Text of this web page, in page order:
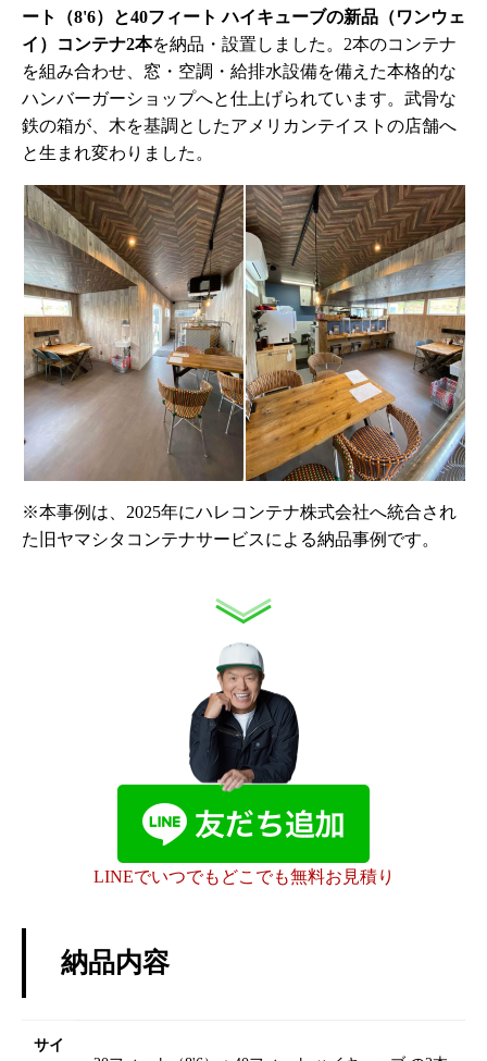
ート（8'6）と40フィート ハイキューブの新品（ワンウェ
イ）コンテナ2本を納品・設置しました。2本のコンテナ
を組み合わせ、窓・空調・給排水設備を備えた本格的な
ハンバーガーショップへと仕上げられています。武骨な
鉄の箱が、木を基調としたアメリカンテイストの店舗へ
と生まれ変わりました。
※本事例は、2025年にハレコンテナ株式会社へ統合され
た旧ヤマシタコンテナサービスによる納品事例です。
LINEでいつでもどこでも無料お見積り
納品内容
サイ